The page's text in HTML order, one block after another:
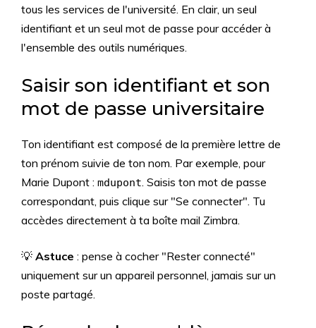
tous les services de l'université. En clair, un seul
identifiant et un seul mot de passe pour accéder à
l'ensemble des outils numériques.
Saisir son identifiant et son
mot de passe universitaire
Ton identifiant est composé de la première lettre de
ton prénom suivie de ton nom. Par exemple, pour
Marie Dupont : mdupont. Saisis ton mot de passe
correspondant, puis clique sur "Se connecter". Tu
accèdes directement à ta boîte mail Zimbra.
💡 Astuce : pense à cocher "Rester connecté"
uniquement sur un appareil personnel, jamais sur un
poste partagé.